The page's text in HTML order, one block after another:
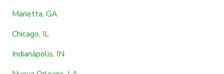
Marietta, GA
Chicago, IL
Indianápolis, IN